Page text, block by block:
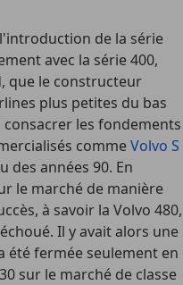
de la série
avec la série 400,
que le constructeur
plus petites du bas
les fondements
commeVolvo S
des années 90. En
le marché de manière
à savoir la Volvo 480,
Il y avait alors une
été fermée seulement en
sur le marché de classe